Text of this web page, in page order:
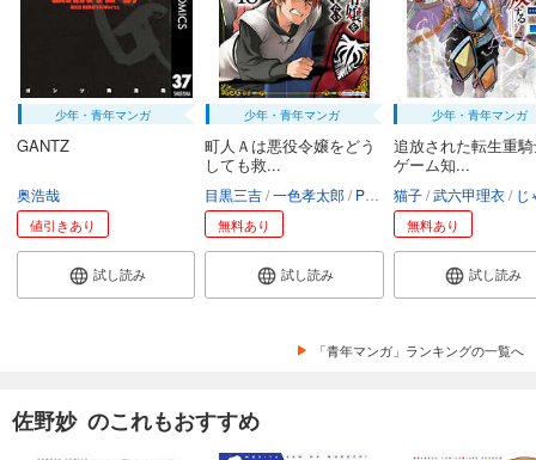
少年・青年マンガ
GANTZ
奥浩哉
値引きあり
試し読み
少年・青年マンガ
町人Ａは悪役令嬢をどう
しても救...
目黒三吉 一色孝太郎 Parum
無料あり
試し読み
少年・青年マンガ
追放された転生重
ゲーム知...
猫子 武六甲理衣 じゃ
無料あり
試し読み
「青年マンガ」ランキングの一覧へ
佐野妙 のこれもおすすめ